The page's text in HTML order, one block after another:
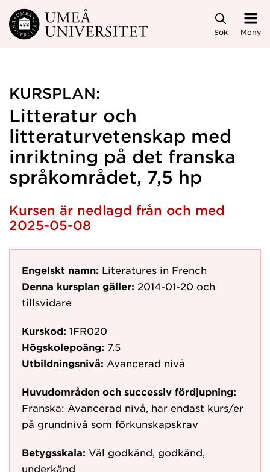
Hoppa direkt till innehållet
Sök Meny
KURSPLAN:
Litteratur och
litteraturvetenskap med
inriktning på det franska
språkområdet, 7,5 hp
Kursen är nedlagd från och med
2025-05-08
Engelskt namn: Literatures in French
Denna kursplan gäller: 2014-01-20 och
tillsvidare
Kurskod: 1FR020
Högskolepoäng: 7.5
Utbildningsnivå: Avancerad nivå
Huvudområden och successiv fördjupning:
Franska: Avancerad nivå, har endast kurs/er
på grundnivå som förkunskapskrav
Betygsskala: Väl godkänd, godkänd,
underkänd